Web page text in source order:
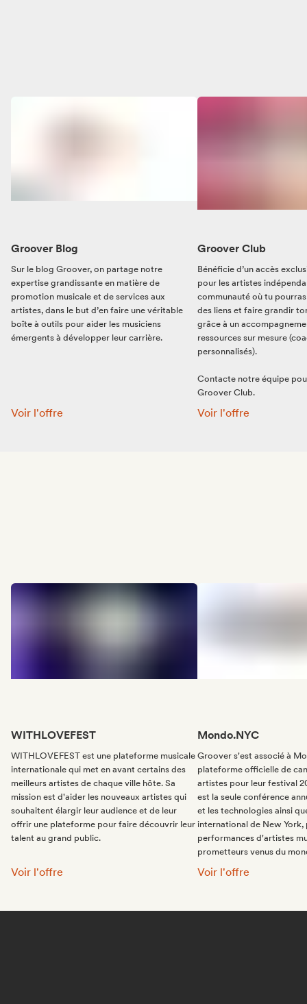
Groover Blog
Sur le blog Groover, on partage notre
expertise grandissante en matière de
promotion musicale et de services aux
artistes, dans le but d’en faire une véritable
boîte à outils pour aider les musiciens
émergents à développer leur carrière.
Groover Blog:
Voir l'offre
Groover Club
Bénéficie d’un accès
pour les artistes
communauté où tu
des liens et faire grandir
grâce à un
ressources sur mesure
personnalisés).
Contacte notre équipe
Groover Club.
Groover Club:
Voir l'offre
WITHLOVEFEST
WITHLOVEFEST est une plateforme musicale
internationale qui met en avant certains des
meilleurs artistes de chaque ville hôte. Sa
mission est d'aider les nouveaux artistes qui
souhaitent élargir leur audience et de leur
offrir une plateforme pour faire découvrir leur
talent au grand public.
WITHLOVEFEST:
Voir l'offre
Mondo.NYC
Groover s'est associé à
plateforme officielle de
artistes pour leur festival
est la seule conférence
et les technologies ainsi
international de New York,
performances d'artistes
prometteurs venus du
Mondo.NYC:
Voir l'offre